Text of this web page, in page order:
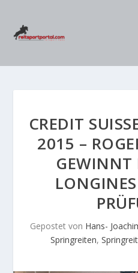
CREDIT
2015 –
GEWINNT
Gepostet von Hans-
Springreiten,